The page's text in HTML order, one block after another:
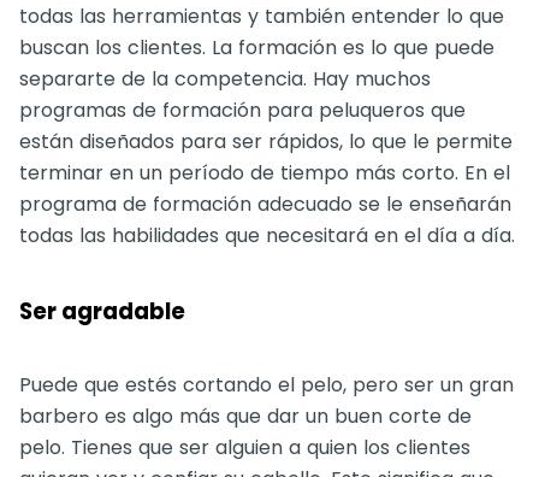
todas las herramientas y también entender lo que
buscan los clientes. La formación es lo que puede
separarte de la competencia. Hay muchos
programas de formación para peluqueros que
están diseñados para ser rápidos, lo que le permite
terminar en un período de tiempo más corto. En el
programa de formación adecuado se le enseñarán
todas las habilidades que necesitará en el día a día.
Ser agradable
Puede que estés cortando el pelo, pero ser un gran
barbero es algo más que dar un buen corte de
pelo. Tienes que ser alguien a quien los clientes